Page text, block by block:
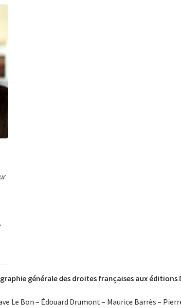
générale des droites françaises aux éditions
Le Bon – Édouard Drumont – Maurice Barrès –